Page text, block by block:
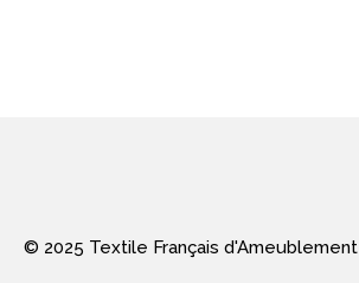
© 2025 Textile Français d'Ameublement